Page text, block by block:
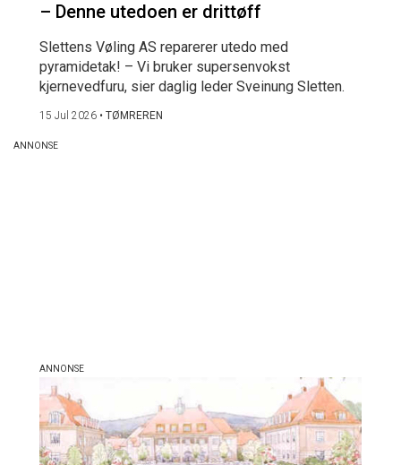
– Denne utedoen er drittøff
Slettens Vøling AS reparerer utedo med
pyramidetak! – Vi bruker supersenvokst
kjernevedfuru, sier daglig leder Sveinung Sletten.
15 Jul 2026 • TØMREREN